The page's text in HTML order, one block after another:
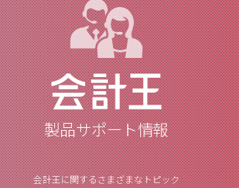
製品サポート情報
会計王に関するさまざまなトピック